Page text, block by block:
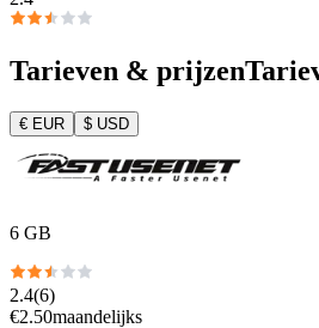
Tarieven & prijzen
€ EUR $ USD
6 GB
2.4(6)
€2.50maandelijks